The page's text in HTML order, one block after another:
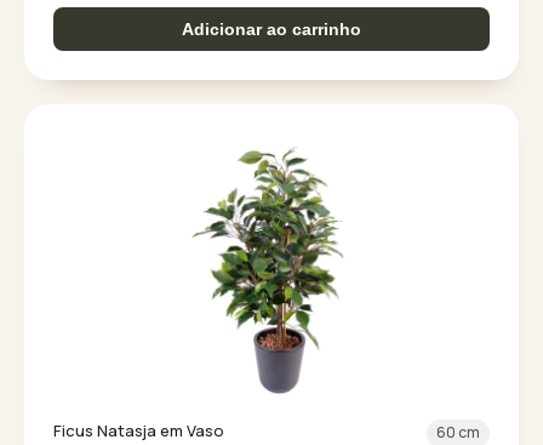
Adicionar ao carrinho
Ficus Natasja em Vaso 60 cm